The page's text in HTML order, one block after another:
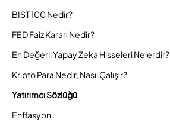
BIST 100 Nedir?
FED Faiz Kararı Nedir?
En Değerli Yapay Zeka Hisseleri Nelerdir?
Kripto Para Nedir, Nasıl Çalışır?
Yatırımcı Sözlüğü
Enflasyon